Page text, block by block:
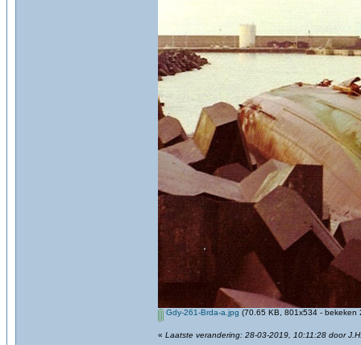
Gdy-261-Brda-a.jpg (70.65 KB, 801x534 - bekeken
« Laatste verandering: 28-03-2019, 10:11:28 door